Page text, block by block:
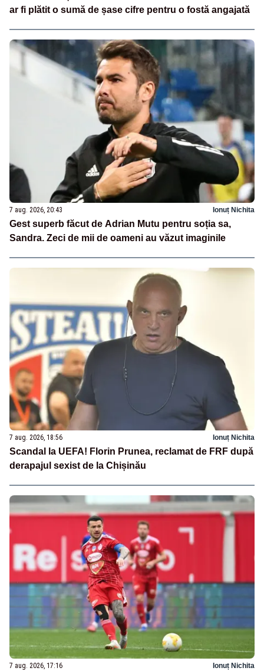
ar fi plătit o sumă de șase cifre pentru o fostă angajată
7 aug. 2026, 20:43 Ionuț Nichita
Gest superb făcut de Adrian Mutu pentru soția sa,
Sandra. Zeci de mii de oameni au văzut imaginile
7 aug. 2026, 18:56 Ionuț Nichita
Scandal la UEFA! Florin Prunea, reclamat de FRF după
derapajul sexist de la Chișinău
7 aug. 2026, 17:16 Ionuț Nichita